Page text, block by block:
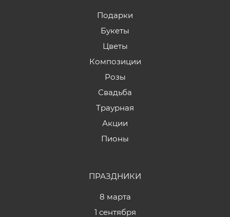
Подарки
Букеты
Цветы
Композиции
Розы
Свадьба
Траурная
Акции
Пионы
ПРАЗДНИКИ
8 марта
1 сентября